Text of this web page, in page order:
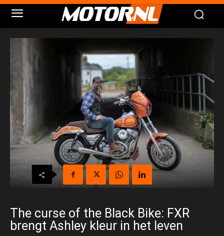
The curse of the Black Bike: FXR
brengt Ashley kleur in het leven